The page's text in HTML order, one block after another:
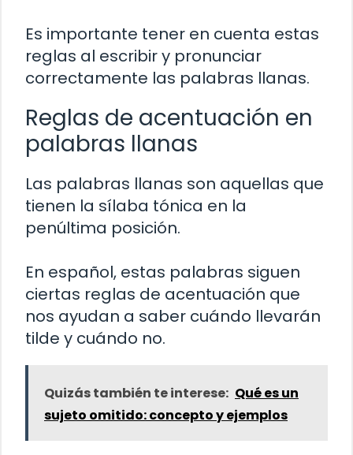
Es importante tener en cuenta estas
reglas al escribir y pronunciar
correctamente las palabras llanas.
Reglas de acentuación en
palabras llanas
Las palabras llanas son aquellas que
tienen la sílaba tónica en la
penúltima posición.
En español, estas palabras siguen
ciertas reglas de acentuación que
nos ayudan a saber cuándo llevarán
tilde y cuándo no.
Quizás también te interese: Qué es un
sujeto omitido: concepto y ejemplos